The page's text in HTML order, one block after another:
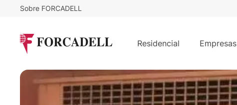
Sobre FORCADELL
Residencial Empresas
Plaza de parking en alquiler